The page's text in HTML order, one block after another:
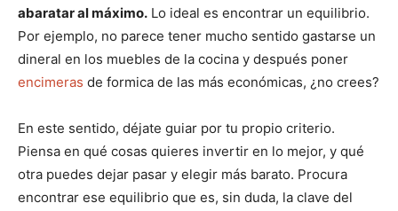
abaratar al máximo. Lo ideal es encontrar un equilibrio.
Por ejemplo, no parece tener mucho sentido gastarse un
dineral en los muebles de la cocina y después poner
encimeras de formica de las más económicas, ¿no crees?
En este sentido, déjate guiar por tu propio criterio.
Piensa en qué cosas quieres invertir en lo mejor, y qué
otra puedes dejar pasar y elegir más barato. Procura
encontrar ese equilibrio que es, sin duda, la clave del